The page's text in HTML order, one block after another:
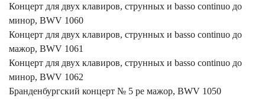
Концерт для двух клавиров, струнных и basso continuo до
минор, BWV 1060
Концерт для двух клавиров, струнных и basso continuo до
мажор, BWV 1061
Концерт для двух клавиров, струнных и basso continuo до
минор, BWV 1062
Бранденбургский концерт № 5 ре мажор, BWV 1050